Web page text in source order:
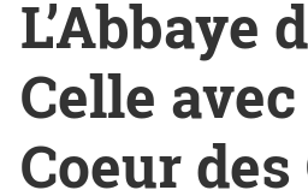
L’Abbaye
Celle
Coeur